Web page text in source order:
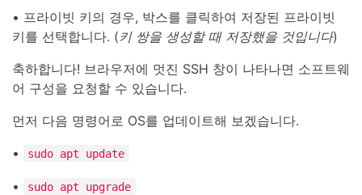
• 프라이빗 키의 경우, 박스를 클릭하여 저장된 프라이빗
키를 선택합니다. (키 쌍을 생성할 때 저장했을 것입니다)
축하합니다! 브라우저에 멋진 SSH 창이 나타나면 소프트웨
어 구성을 요청할 수 있습니다.
먼저 다음 명령어로 OS를 업데이트해 보겠습니다.
•
sudo apt update
• sudo apt upgrade